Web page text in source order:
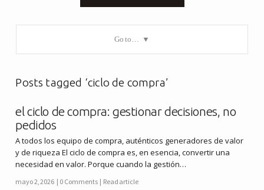
Go to…
Posts tagged ‘ciclo de compra’
el ciclo de compra: gestionar decisiones, no
pedidos
A todos los equipo de compra, auténticos generadores de valor
y de riqueza El ciclo de compra es, en esencia, convertir una
necesidad en valor. Porque cuando la gestión…
mayo 2, 2026 0 Comments Read article